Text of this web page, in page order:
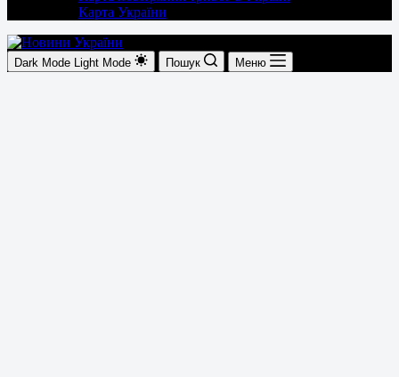
Карта України
Dark Mode Light Mode Пошук Меню